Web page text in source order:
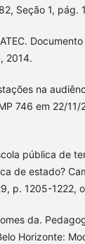
Seção 1, pág.
2014.
na
746 em 22/11/
pública de
de estado?
p. 1205-1222,
da.
Horizonte: